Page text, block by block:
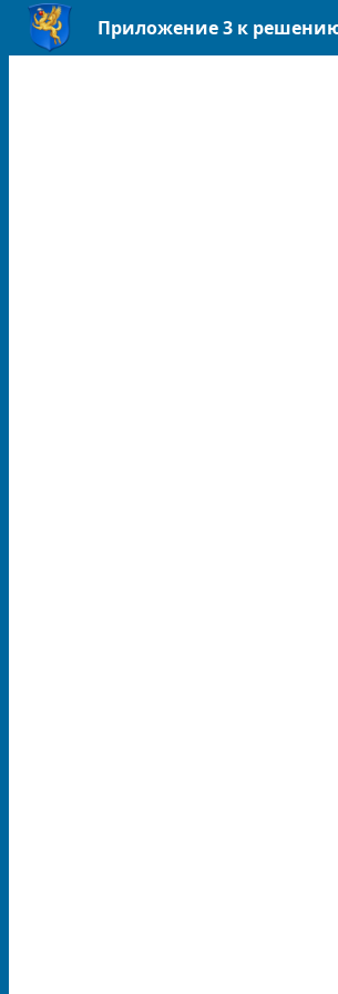
Приложение 3 к решению